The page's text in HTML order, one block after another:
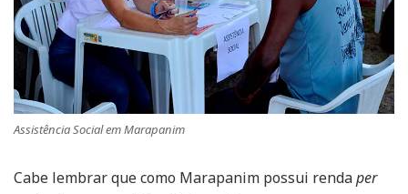
Assistência Social em Marapanim
Cabe lembrar que como Marapanim possui rendaper